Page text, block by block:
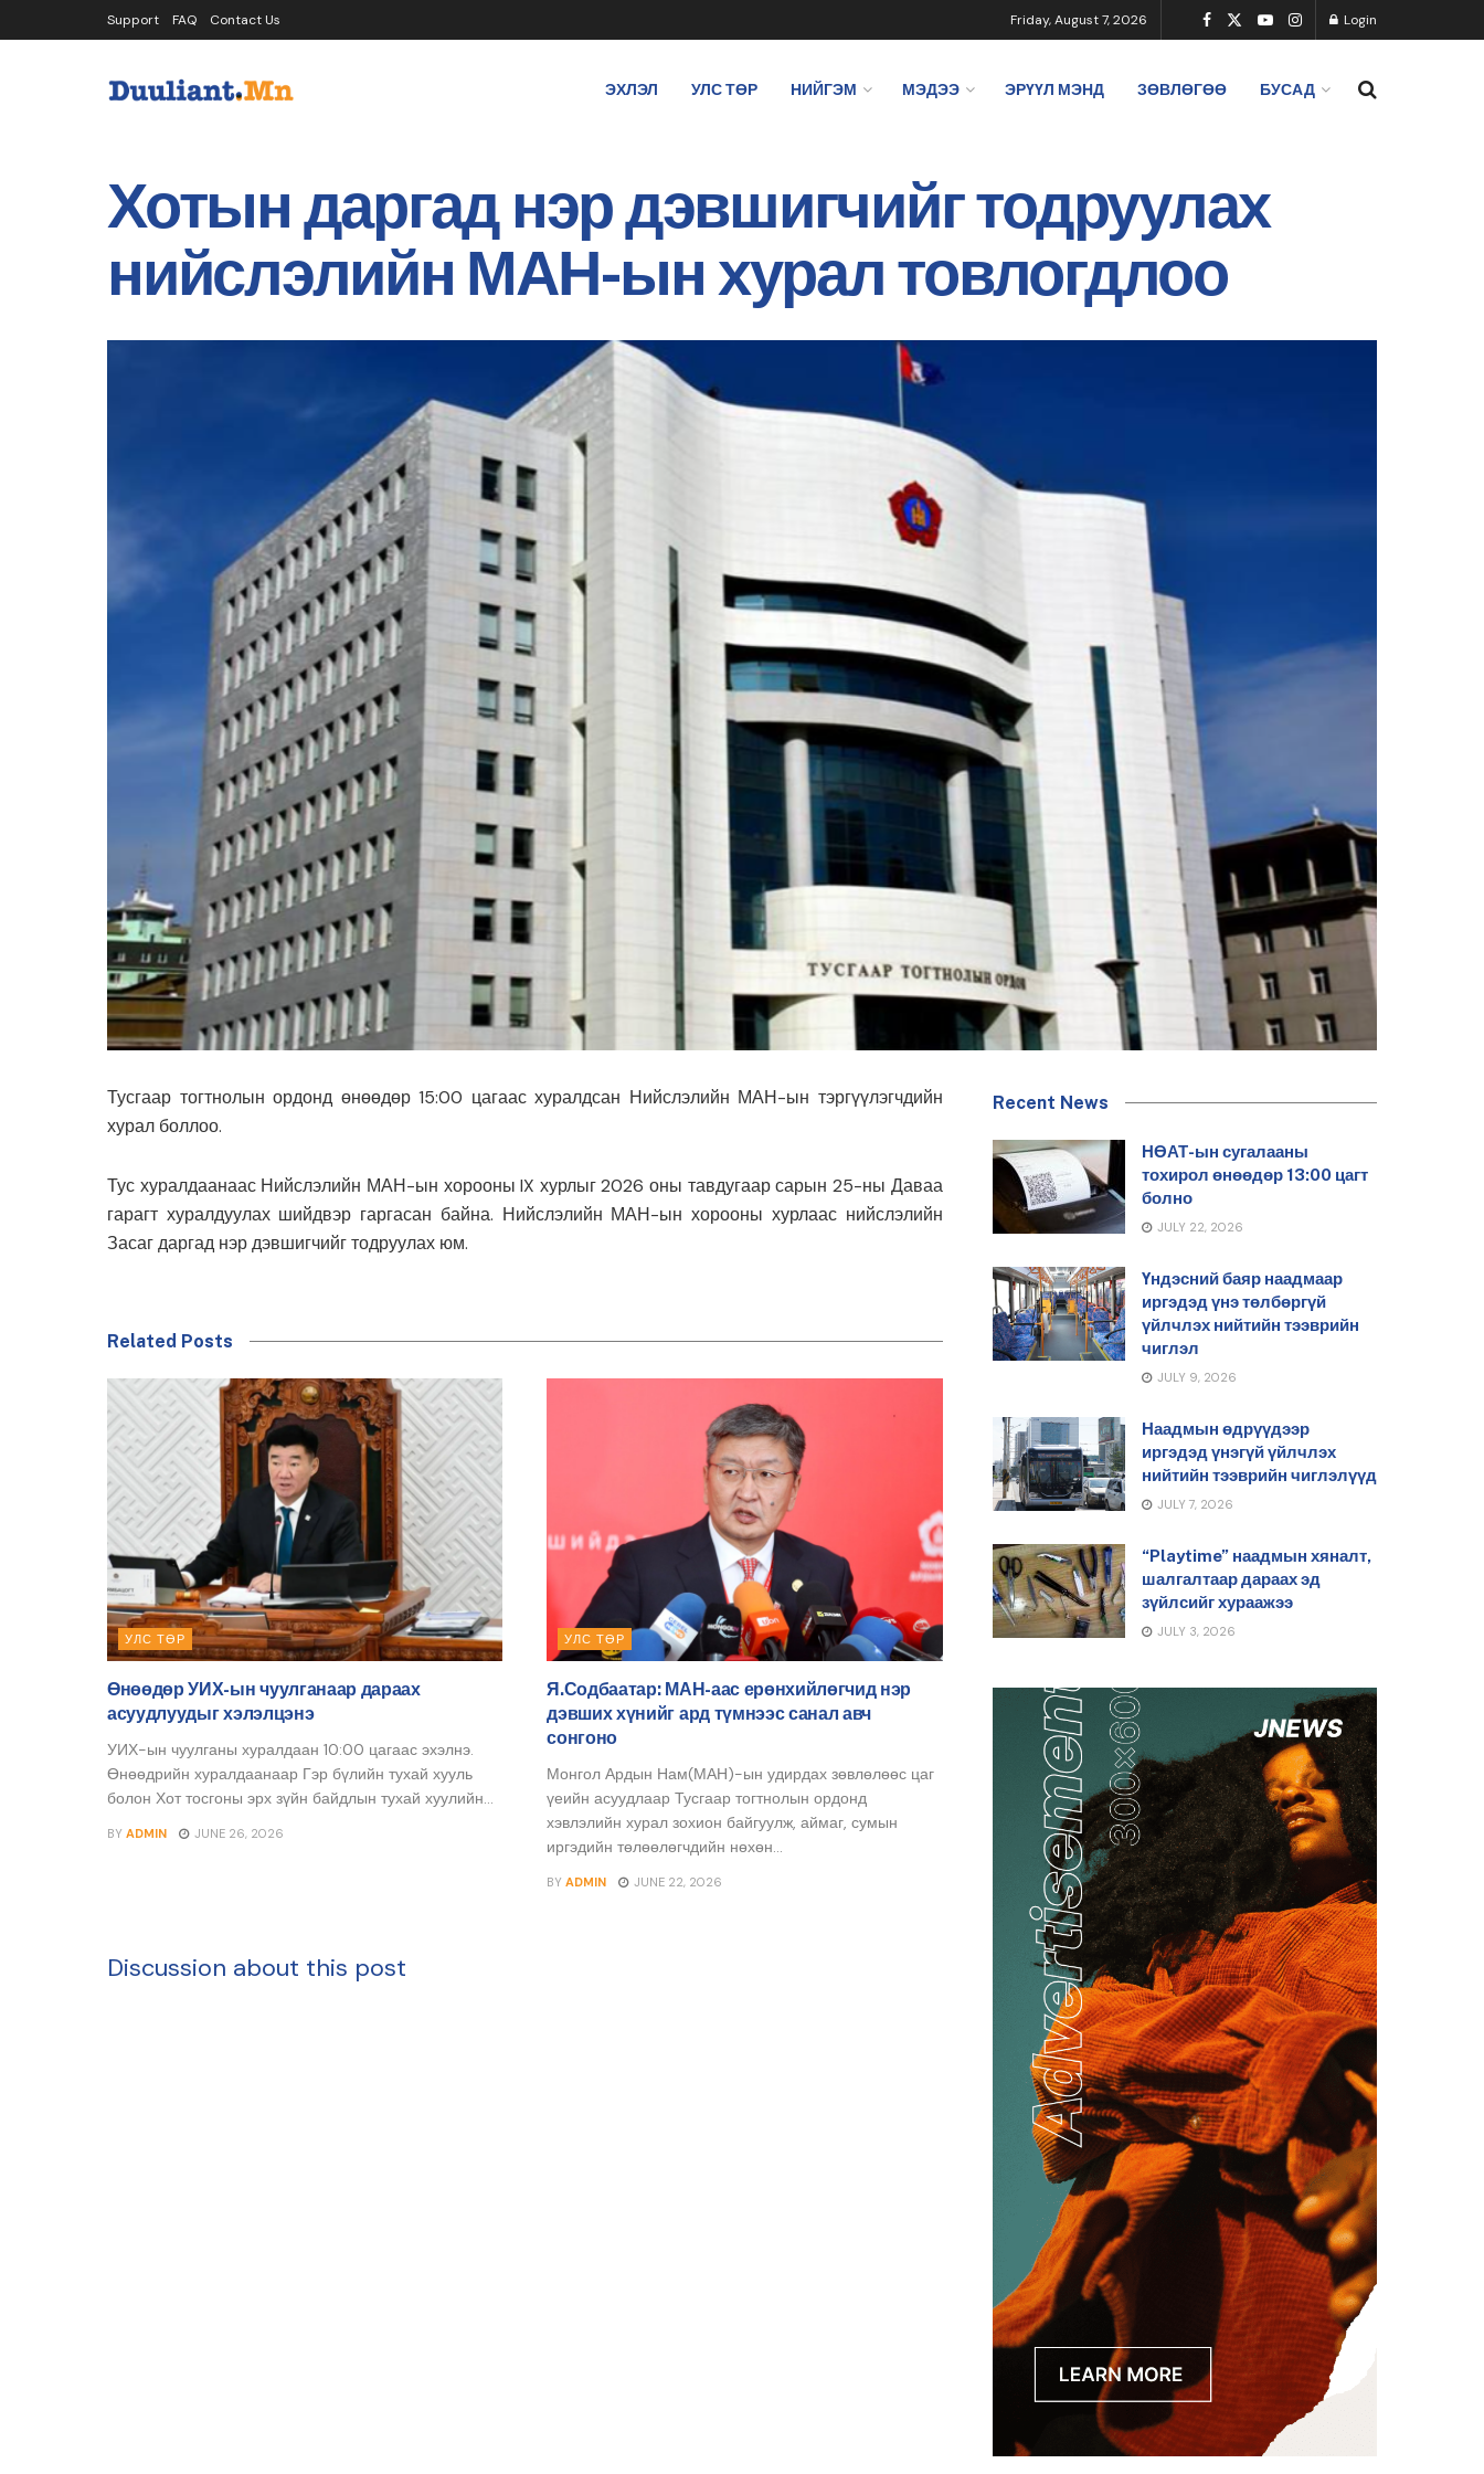
Support FAQ Contact Us Friday, August 7, 2026 Login
ЭХЛЭЛ УЛС ТӨР НИЙГЭМ МЭДЭЭ ЭРҮҮЛ МЭНД ЗӨВЛӨГӨӨ БУСАД
Хотын даргад нэр дэвшигчийг тодруулах
нийслэлийн МАН-ын хурал товлогдлоо
Тусгаар тогтнолын ордонд өнөөдөр 15:00 цагаас хуралдсан Нийслэлийн МАН-ын тэргүүлэгчдийн
хурал боллоо.
Тус хуралдаанаас Нийслэлийн МАН-ын хорооны IX хурлыг 2026 оны тавдугаар сарын 25-ны Даваа
гарагт хуралдуулах шийдвэр гаргасан байна. Нийслэлийн МАН-ын хорооны хурлаас нийслэлийн
Засаг даргад нэр дэвшигчийг тодруулах юм.
Related Posts
УЛС ТӨР
Өнөөдөр УИХ-ын чуулганаар дараах
асуудлуудыг хэлэлцэнэ
УИХ-ын чуулганы хуралдаан 10:00 цагаас эхэлнэ.
Өнөөдрийн хуралдаанаар Гэр бүлийн тухай хууль
болон Хот тосгоны эрх зүйн байдлын тухай хуулийн...
BY ADMIN JUNE 26, 2026
УЛС ТӨР
Я.Содбаатар: МАН-аас ерөнхийлөгчид нэр
дэвших хүнийг ард түмнээс санал авч
сонгоно
Монгол Ардын Нам(МАН)-ын удирдах зөвлөлөөс цаг
үеийн асуудлаар Тусгаар тогтнолын ордонд
хэвлэлийн хурал зохион байгуулж, аймаг, сумын
иргэдийн төлөөлөгчдийн нөхөн...
BY ADMIN JUNE 22, 2026
Discussion about this post
Recent News
НӨАТ-ын сугалааны
тохирол өнөөдөр 13:00 цагт
болно
JULY 22, 2026
Үндэсний баяр наадмаар
иргэдэд үнэ төлбөргүй
үйлчлэх нийтийн тээврийн
чиглэл
JULY 9, 2026
Наадмын өдрүүдээр
иргэдэд үнэгүй үйлчлэх
нийтийн тээврийн чиглэлүүд
JULY 7, 2026
“Playtime” наадмын хяналт,
шалгалтаар дараах эд
зүйлсийг хураажээ
JULY 3, 2026